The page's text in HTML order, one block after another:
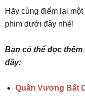
Hãy cùng điểm lại
phim dưới đây nhé!
Bạn có thể đọc
đây:
Quân Vương Bất